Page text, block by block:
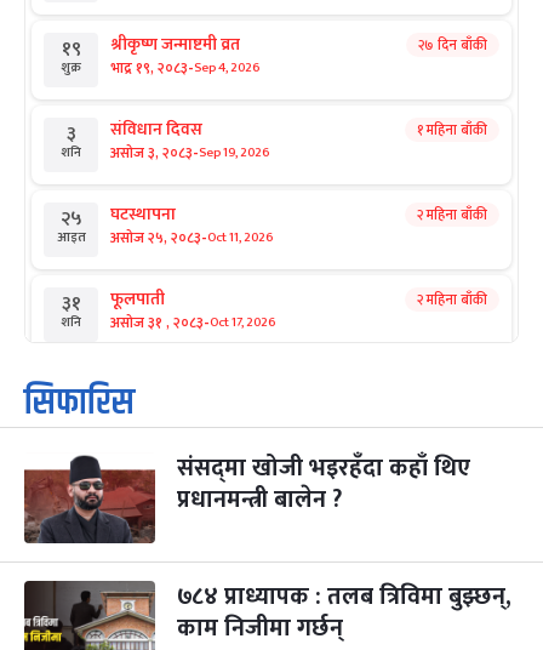
१९
शुक्र
श्रीकृष्ण जन्माष्टमी व्रत
भाद्र १९, २०८३-Sep 4, 2026
२७ दिन बाँकी
३
शनि
संविधान दिवस
असोज ३, २०८३-Sep 19, 2026
१ महिना बाँकी
२५
आइत
घटस्थापना
असोज २५, २०८३-Oct 11, 2026
२ महिना बाँकी
३१
शनि
फूलपाती
असोज ३१ , २०८३-Oct 17, 2026
२ महिना बाँकी
१
आइत
कार्तिक सङ्क्रान्ति
कार्तिक १, २०८३
३
मंगल
महानवमी
कार्तिक ३, २०८३-Oct 20, 2026
२ महिना बाँकी
४
बुध कार्तिक ४, २०८३
पापा‌ङ्कुशा एकादशी व्रत
सिफारिस
संसद्‌मा खोजी भइरहँदा कहाँ थिए
प्रधानमन्त्री बालेन ?
७८४ प्राध्यापक : तलब त्रिविमा बुझ्छन्,
काम निजीमा गर्छन्